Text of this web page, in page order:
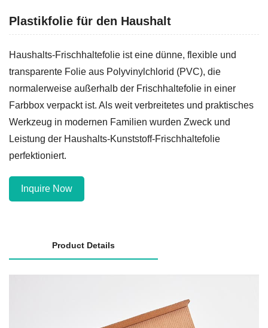
Plastikfolie für den Haushalt
Haushalts-Frischhaltefolie ist eine dünne, flexible und
transparente Folie aus Polyvinylchlorid (PVC), die
normalerweise außerhalb der Frischhaltefolie in einer
Farbbox verpackt ist. Als weit verbreitetes und praktisches
Werkzeug in modernen Familien wurden Zweck und
Leistung der Haushalts-Kunststoff-Frischhaltefolie
perfektioniert.
Inquire Now
Product Details